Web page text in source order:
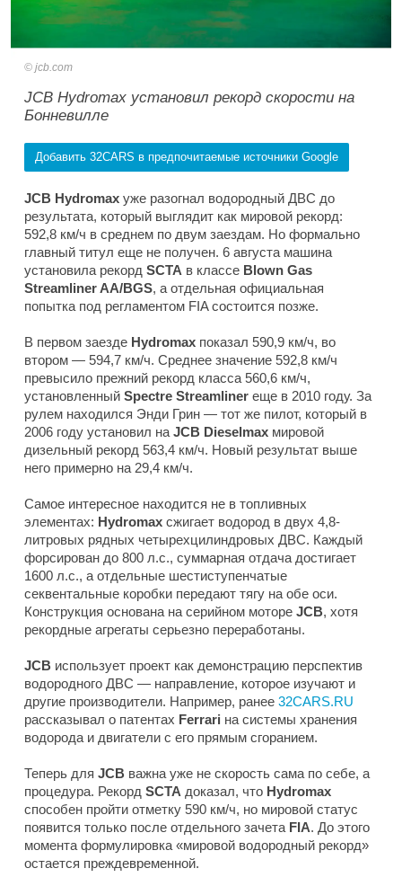
jcb.com
JCB Hydromax установил рекорд скорости на
Бонневилле
Добавить 32CARS в предпочитаемые источники Google
JCB Hydromax уже разогнал водородный ДВС до
результата, который выглядит как мировой рекорд:
592,8 км/ч в среднем по двум заездам. Но формально
главный титул еще не получен. 6 августа машина
установила рекорд SCTA в классе Blown Gas
Streamliner AA/BGS, а отдельная официальная
попытка под регламентом FIA состоится позже.
В первом заезде Hydromax показал 590,9 км/ч, во
втором — 594,7 км/ч. Среднее значение 592,8 км/ч
превысило прежний рекорд класса 560,6 км/ч,
установленный Spectre Streamliner еще в 2010 году. За
рулем находился Энди Грин — тот же пилот, который в
2006 году установил на JCB Dieselmax мировой
дизельный рекорд 563,4 км/ч. Новый результат выше
него примерно на 29,4 км/ч.
Самое интересное находится не в топливных
элементах: Hydromax сжигает водород в двух 4,8-
литровых рядных четырехцилиндровых ДВС. Каждый
форсирован до 800 л.с., суммарная отдача достигает
1600 л.с., а отдельные шестиступенчатые
секвентальные коробки передают тягу на обе оси.
Конструкция основана на серийном моторе JCB, хотя
рекордные агрегаты серьезно переработаны.
JCB использует проект как демонстрацию перспектив
водородного ДВС — направление, которое изучают и
другие производители. Например, ранее 32CARS.RU
рассказывал о патентах Ferrari на системы хранения
водорода и двигатели с его прямым сгоранием.
Теперь для JCB важна уже не скорость сама по себе, а
процедура. Рекорд SCTA доказал, что Hydromax
способен пройти отметку 590 км/ч, но мировой статус
появится только после отдельного зачета FIA. До этого
момента формулировка «мировой водородный рекорд»
остается преждевременной.